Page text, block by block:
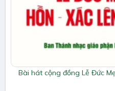
Bài hát cộng đồng Lễ Đức